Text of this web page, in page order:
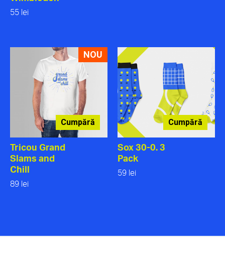
55 lei
NOU
Cumpără
Tricou Grand
Slams and
Chill
89 lei
Cumpără
Sox 30-0. 3
Pack
59 lei